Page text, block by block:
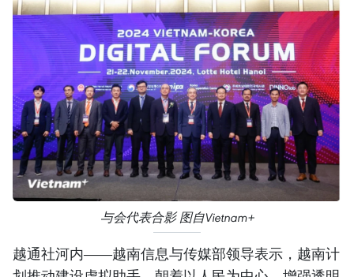
与会代表合影 图自Vietnam+
越通社河内——越南信息与传媒部领导表示，越南计